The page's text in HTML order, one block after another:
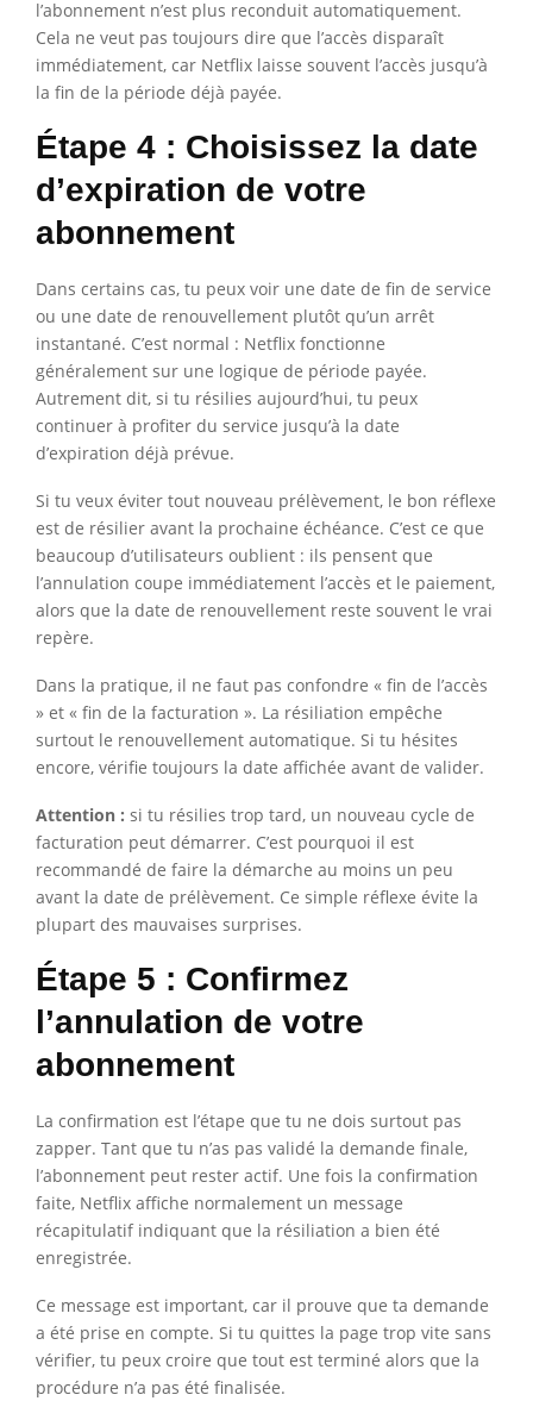
l’abonnement n’est plus reconduit automatiquement.
Cela ne veut pas toujours dire que l’accès disparaît
immédiatement, car Netflix laisse souvent l’accès jusqu’à
la fin de la période déjà payée.
Étape 4 : Choisissez la date
d’expiration de votre
abonnement
Dans certains cas, tu peux voir une date de fin de service
ou une date de renouvellement plutôt qu’un arrêt
instantané. C’est normal : Netflix fonctionne
généralement sur une logique de période payée.
Autrement dit, si tu résilies aujourd’hui, tu peux
continuer à profiter du service jusqu’à la date
d’expiration déjà prévue.
Si tu veux éviter tout nouveau prélèvement, le bon réflexe
est de résilier avant la prochaine échéance. C’est ce que
beaucoup d’utilisateurs oublient : ils pensent que
l’annulation coupe immédiatement l’accès et le paiement,
alors que la date de renouvellement reste souvent le vrai
repère.
Dans la pratique, il ne faut pas confondre « fin de l’accès
» et « fin de la facturation ». La résiliation empêche
surtout le renouvellement automatique. Si tu hésites
encore, vérifie toujours la date affichée avant de valider.
Attention : si tu résilies trop tard, un nouveau cycle de
facturation peut démarrer. C’est pourquoi il est
recommandé de faire la démarche au moins un peu
avant la date de prélèvement. Ce simple réflexe évite la
plupart des mauvaises surprises.
Étape 5 : Confirmez
l’annulation de votre
abonnement
La confirmation est l’étape que tu ne dois surtout pas
zapper. Tant que tu n’as pas validé la demande finale,
l’abonnement peut rester actif. Une fois la confirmation
faite, Netflix affiche normalement un message
récapitulatif indiquant que la résiliation a bien été
enregistrée.
Ce message est important, car il prouve que ta demande
a été prise en compte. Si tu quittes la page trop vite sans
vérifier, tu peux croire que tout est terminé alors que la
procédure n’a pas été finalisée.